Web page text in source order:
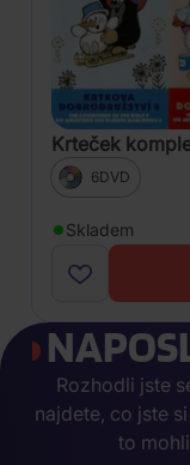
Krteček
6DVD
Skladem
Rozhodli jste
najdete, co jste
to